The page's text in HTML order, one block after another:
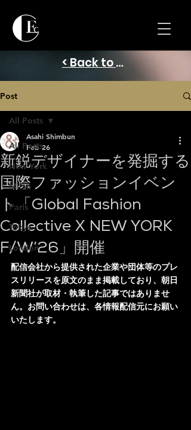
< Back to Home
Post
All Posts
New York
Milan
Paris
Tokyo
London
All Posts
新鋭デザイナーを発掘する
国際ファッションイベン
ト「Global Fashion
Collective X NEW YORK
F/W’26」開催
Asahi Shimbun
Feb 26
配信会社から提供された企業や団体等のプレ
スリリースを原文のまま掲載しており、朝日
新聞社が取材・執筆した記事ではありませ
ん。お問い合わせは、各情報配信元にお願い
いたします。